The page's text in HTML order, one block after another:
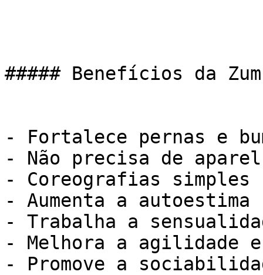
##### Benefícios da
- Fortalece pernas e
- Não precisa de
- Coreografias simples
- Aumenta a autoestima
- Trabalha a
- Melhora a agilidade
- Promove a